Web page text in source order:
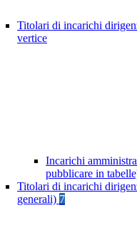
Titolari di incarichi
vertice
Incarichi
pubblicare in
Titolari di incarichi
generali) 7